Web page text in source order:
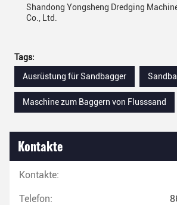
Shandong Yongsheng Dredging
Co., Ltd.
Tags:
Ausrüstung für Sandbagger
Maschine zum Baggern von Flusssand
Kontakte
Kontakte:
Telefon: